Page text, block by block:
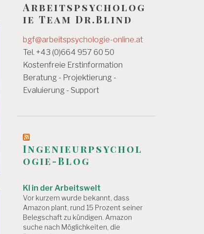
Arbeitspsycholog
ie Team Dr.Blind
bgf@arbeitspsychologie-online.at
Tel. +43 (0)664 957 60 50
Kostenfreie Erstinformation
Beratung - Projektierung -
Evaluierung - Support
Ingenieurpsychol
ogie-Blog
KI in der Arbeitswelt
Vor kurzem wurde bekannt, dass
Amazon plant, rund 15 Prozent seiner
Belegschaft zu kündigen. Amazon
suche nach Möglichkeiten, die